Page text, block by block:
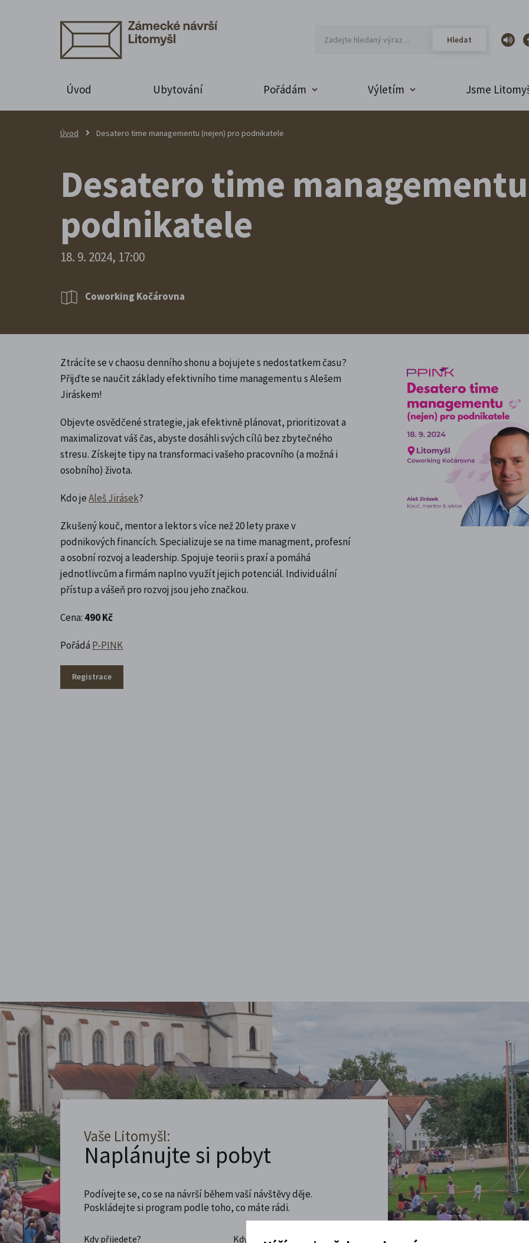
Úvod Ubytování Pořádám Výletím Jsme
Úvod Desatero time managementu (nejen) pro podnikatele
Desatero time
podnikatele
18. 9. 2024, 17:00
Coworking Kočárovna
Ztrácíte se v chaosu denního shonu a bojujete s nedostatkem času?
Přijďte se naučit základy efektivního time managementu s Alešem
Jiráskem!
Objevte osvědčené strategie, jak efektivně plánovat, prioritizovat a
maximalizovat váš čas, abyste dosáhli svých cílů bez zbytečného
stresu. Získejte tipy na transformaci vašeho pracovního (a možná i
osobního) života.
Kdo jeAleš Jirásek?
Zkušený kouč, mentor a lektor s více než 20 lety praxe v
podnikových financích. Specializuje se na time managment, profesní
a osobní rozvoj a leadership. Spojuje teorii s praxí a pomáhá
jednotlivcům a firmám naplno využít jejich potenciál. Individuální
přístup a vášeň pro rozvoj jsou jeho značkou.
Cena: 490 Kč
Pořádá P-PINK
Registrace
Vaše Litomyšl:
Naplánujte si pobyt
Podívejte se, co se na návrší během vaší návštěvy děje.
Poskládejte si program podle toho, co máte rádi.
Kdy přijedete? Kdy se vracíte domů?